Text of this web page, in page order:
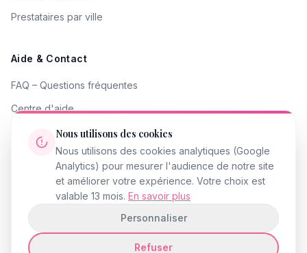
Prestataires par ville
Aide & Contact
FAQ – Questions fréquentes
Centre d'aide
Contacter le support
Signaler un problème
Devenir partenaire
© 2026 InstantMariage.fr · Tous droits réservés
Nous utilisons des cookies
Nous utilisons des cookies analytiques (Google
Analytics) pour mesurer l'audience de notre site
et améliorer votre expérience. Votre choix est
valable 13 mois. En savoir plus
Personnaliser
Refuser